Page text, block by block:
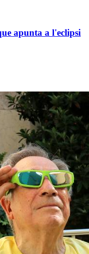
apunta a l'eclipsi